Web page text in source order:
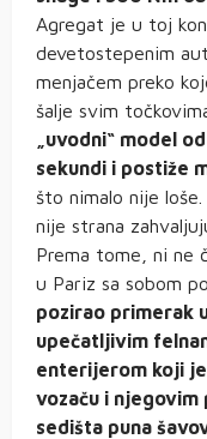
Agregat je u toj
devetostepenim
menjačem preko
šalje svim
„uvodni“ model
sekundi i postiže
što nimalo nije
nije strana
Prema tome, ni ne
u Pariz sa sobom
pozirao primerak
upečatljivim
enterijerom koji
vozaču i njegovim
sedišta puna